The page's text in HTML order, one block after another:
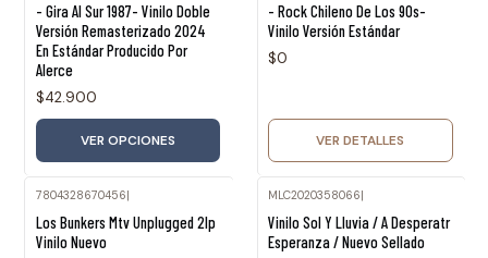
- Gira Al Sur 1987- Vinilo Doble
Versión Remasterizado 2024
En Estándar Producido Por
Alerce
$42.900
VER OPCIONES
- Rock Chileno De Los 90s-
Vinilo Versión Estándar
$0
VER DETALLES
7804328670456|
Los Bunkers Mtv Unplugged 2lp
Vinilo Nuevo
MLC2020358066|
Vinilo Sol Y Lluvia / A Desperatr
Esperanza / Nuevo Sellado